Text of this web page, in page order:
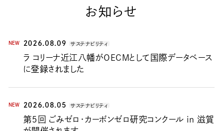
お知らせ
NEW
ラ コリーナ近江八幡がOECMとして国際データベース
に登録されました
2026.08.09 サステナビリティ
NEW
第5回 ごみゼロ・カーボンゼロ研究コンクール in 滋賀
2026.08.05 サステナビリティ